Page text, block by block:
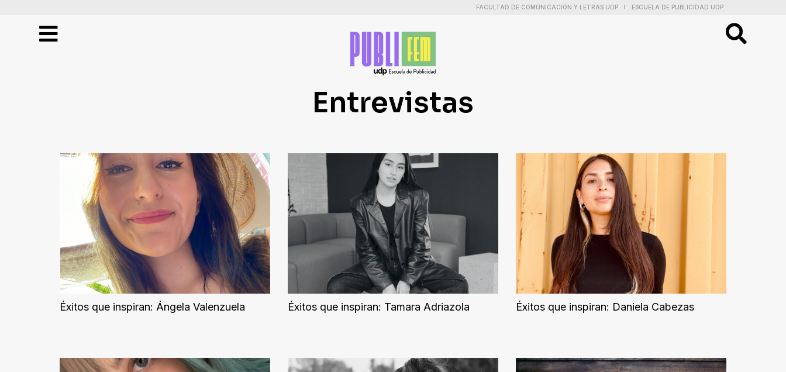
ESCUELA DE PUBLICIDAD UDP
FACULTAD DE COMUNICACIÓN Y LETRAS UDP
Proyectos
Investigaciones
Entrevistas
Sociedad
Videos
Quiénes
Entrevistas
Éxitos que inspiran: Ángela Valenzuela Éxitos que inspiran: Tamara Adriazola Éxitos que inspiran: Daniela Cabezas